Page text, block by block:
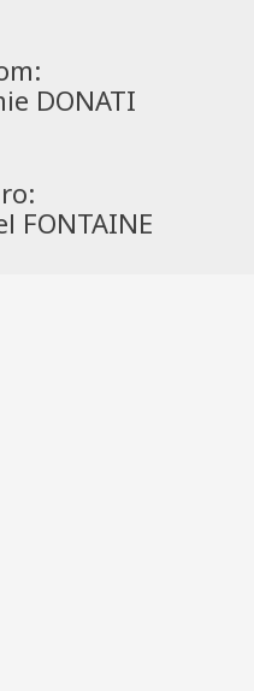
DONATI
FONTAINE